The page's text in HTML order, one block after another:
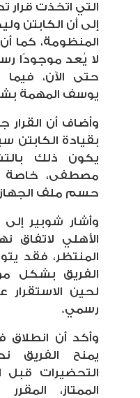
التي اتخذت قرار
إلى أن الكابتن
المنظومة، كما
لا يُعد موجودًا
حتى الآن،
يوسف المهمة
وأضاف أن القرار
بقيادة الكابتن
يكون ذلك
مصطفى، خاصة
حسم ملف الجهاز
وأشار شوبير
الأهلي لاتفاق
المنتظر، فقد
الفريق بشكل
لحين
رسمي.
يمنح الفريق
التحضيرات قبل
الممتاز،